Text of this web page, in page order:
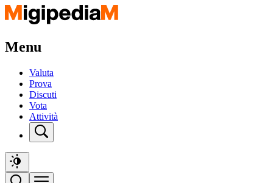
Menu
Valuta
Prova
Discuti
Vota
Attività